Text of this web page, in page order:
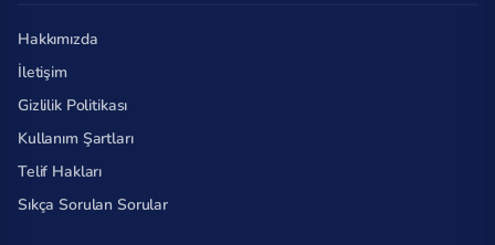
Hakkımızda
İletişim
Gizlilik Politikası
Kullanım Şartları
Telif Hakları
Sıkça Sorulan Sorular